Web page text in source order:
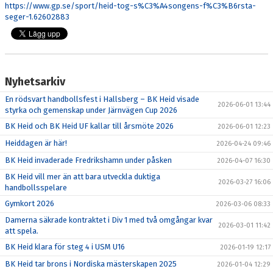
DOKUMENT
HEID CUPEN
STÖTTA BK HEID - BLI MEDLEM!
HANDBOLLSGYMNASIUM
DIGITALT MATCHPROGRAM
https://www.gp.se/sport/heid-tog-s%C3%A4songens-f%C3%B6rsta-
seger-1.62602883
Nyhetsarkiv
En rödsvart handbollsfest i Hallsberg – BK Heid visade
styrka och gemenskap under Järnvägen Cup 2026
2026-06-01 13:44
BK Heid och BK Heid UF kallar till årsmöte 2026 2026-06-01 12:23
Heiddagen är här! 2026-04-24 09:46
BK Heid invaderade Fredrikshamn under påsken 2026-04-07 16:30
BK Heid vill mer än att bara utveckla duktiga
handbollsspelare
2026-03-27 16:06
Gymkort 2026 2026-03-06 08:33
Damerna säkrade kontraktet i Div 1 med två omgångar kvar
att spela.
2026-03-01 11:42
BK Heid klara för steg 4 i USM U16 2026-01-19 12:17
BK Heid tar brons i Nordiska mästerskapen 2025 2026-01-04 12:29